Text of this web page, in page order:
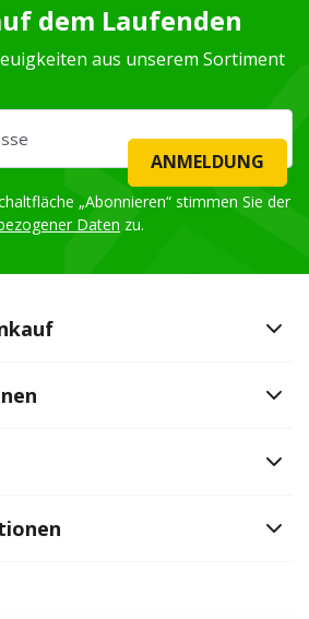
dem Laufenden
aus unserem Sortiment
ANMELDUNG
„Abonnieren“ stimmen Sie der
Daten zu.